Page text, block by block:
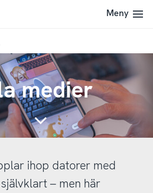
Meny
medier
Continue
ihop datorer med
– men här